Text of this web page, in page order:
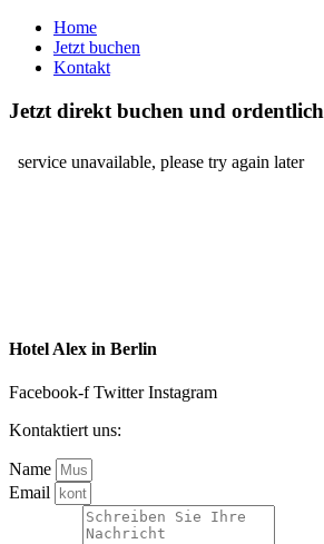
Home
Jetzt buchen
Kontakt
Jetzt direkt buchen und ordentlich
Hotel Alex in Berlin
Facebook-f Twitter Instagram
Kontaktiert uns:
Name
Email